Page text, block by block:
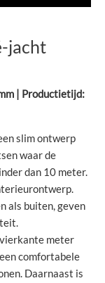
jacht
| Productietijd:
slim ontwerp
waar de
dan 10 meter.
als buiten, geven
meter
comfortabele
Daarnaast is